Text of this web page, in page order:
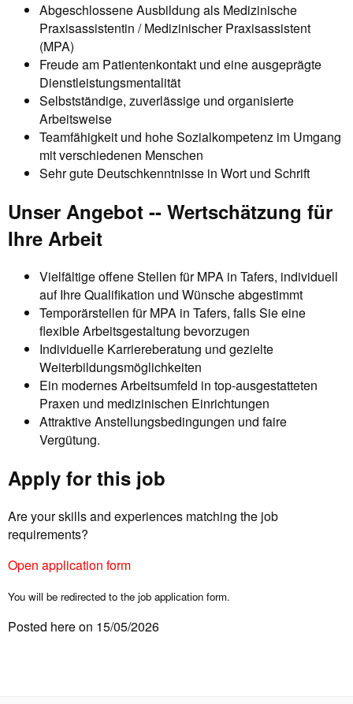
Abgeschlossene Ausbildung als Medizinische
Praxisassistentin / Medizinischer Praxisassistent
(MPA)
Freude am Patientenkontakt und eine ausgeprägte
Dienstleistungsmentalität
Selbstständige, zuverlässige und organisierte
Arbeitsweise
Teamfähigkeit und hohe Sozialkompetenz im Umgang
mit verschiedenen Menschen
Sehr gute Deutschkenntnisse in Wort und Schrift
Unser Angebot -- Wertschätzung für
Ihre Arbeit
Vielfältige offene Stellen für MPA in Tafers, individuell
auf Ihre Qualifikation und Wünsche abgestimmt
Temporärstellen für MPA in Tafers, falls Sie eine
flexible Arbeitsgestaltung bevorzugen
Individuelle Karriereberatung und gezielte
Weiterbildungsmöglichkeiten
Ein modernes Arbeitsumfeld in top-ausgestatteten
Praxen und medizinischen Einrichtungen
Attraktive Anstellungsbedingungen und faire
Vergütung.
Apply for this job
Are your skills and experiences matching the job
requirements?
Open application form
You will be redirected to the job application form.
Posted here on 15/05/2026